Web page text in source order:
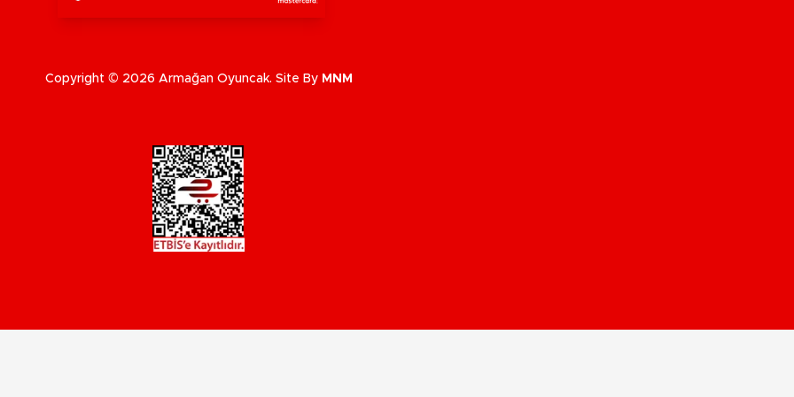
Copyright © 2026 Armağan Oyuncak. Site By MNM